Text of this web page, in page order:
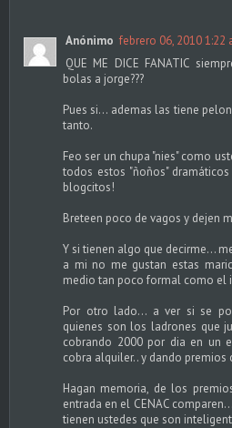
Anónimo febrero 06, 2010 1:22
QUE ME DICE FANATIC
bolas a jorge???
Pues si... ademas las tiene
tanto.
Feo ser un chupa "nies" como
todos estos "ñoños"
blogcitos!
Breteen poco de vagos y dejen
Y si tienen algo que decirme...
a mi no me gustan estas
medio tan poco formal como el
Por otro lado... a ver si se
quienes son los ladrones que
cobrando 2000 por dia en un
cobra alquiler.. y dando
Hagan memoria, de los
entrada en el CENAC
tienen ustedes que son